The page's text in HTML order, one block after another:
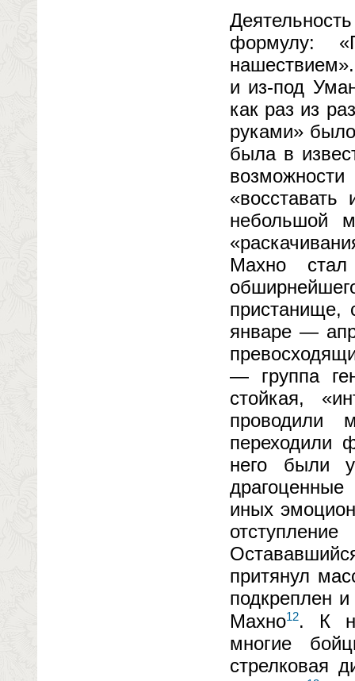
формулу:
и из-под
как раз из
руками»
была в
небольшой
Махно
январе —
— группа
стойкая,
проводили
переходили
него были
иных
притянул
подкреплен
Махно12. К
многие
стрелковая